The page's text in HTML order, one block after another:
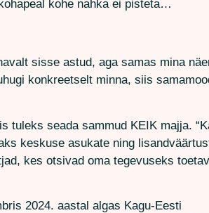
kohe nahka ei pisteta…
sisse astud, aga samas mina
konkreetselt minna, siis
tuleks seada sammud KEIK majja.
keskuse asukate ning
kes otsivad oma tegevuseks
2024. aastal algas Kagu-Eesti